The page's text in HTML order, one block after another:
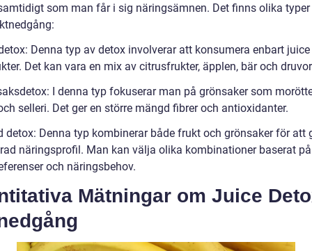
som man får i sig näringsämnen. Det finns olika
Denna typ av detox involverar att konsumera enbart
Det kan vara en mix av citrusfrukter, äpplen, bär och
I denna typ fokuserar man på grönsaker som
selleri. Det ger en större mängd fibrer och antioxidanter.
detox: Denna typ kombinerar både frukt och grönsaker för att
näringsprofil. Man kan välja olika kombinationer baserat på
och näringsbehov.
Mätningar om Juice